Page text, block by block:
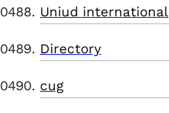
Uniud international
Directory
cug